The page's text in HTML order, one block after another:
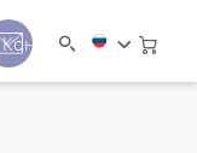
Контакты